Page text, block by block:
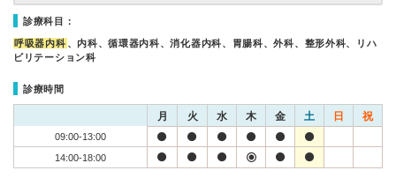
診療科目：
呼吸器内科 、内科、循環器内科、消化器内科、胃腸科、外科、整形外科、リハ
ビリテーション科
診療時間
月 火 水 木 金 土 日 祝
09:00-13:00
14:00-18:00